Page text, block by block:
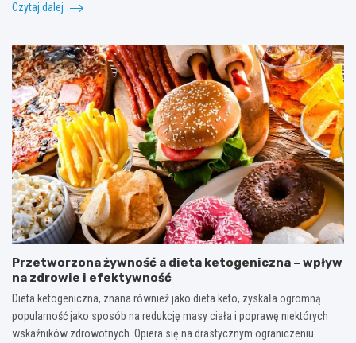
Czytaj dalej
Przetworzona żywność a dieta ketogeniczna – wpływ
na zdrowie i efektywność
Dieta ketogeniczna, znana również jako dieta keto, zyskała ogromną
popularność jako sposób na redukcję masy ciała i poprawę niektórych
wskaźników zdrowotnych. Opiera się na drastycznym ograniczeniu